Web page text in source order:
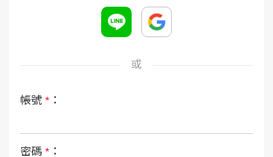
或
帳號 * ：
密碼 * ：